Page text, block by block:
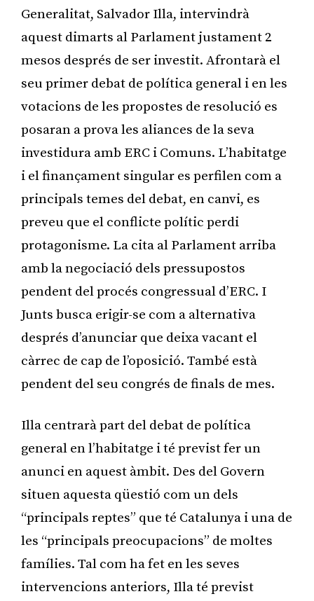
Generalitat, Salvador Illa, intervindrà
aquest dimarts al Parlament justament 2
mesos després de ser investit. Afrontarà el
seu primer debat de política general i en les
votacions de les propostes de resolució es
posaran a prova les aliances de la seva
investidura amb ERC i Comuns. L’habitatge
i el finançament singular es perfilen com a
principals temes del debat, en canvi, es
preveu que el conflicte polític perdi
protagonisme. La cita al Parlament arriba
amb la negociació dels pressupostos
pendent del procés congressual d’ERC. I
Junts busca erigir-se com a alternativa
després d’anunciar que deixa vacant el
càrrec de cap de l’oposició. També està
pendent del seu congrés de finals de mes.
Illa centrarà part del debat de política
general en l’habitatge i té previst fer un
anunci en aquest àmbit. Des del Govern
situen aquesta qüestió com un dels
“principals reptes” que té Catalunya i una de
les “principals preocupacions” de moltes
famílies. Tal com ha fet en les seves
intervencions anteriors, Illa té previst